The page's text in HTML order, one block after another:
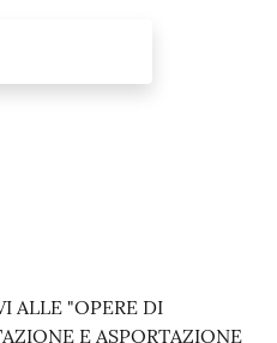
ALLE "OPERE DI
E ASPORTAZIONE